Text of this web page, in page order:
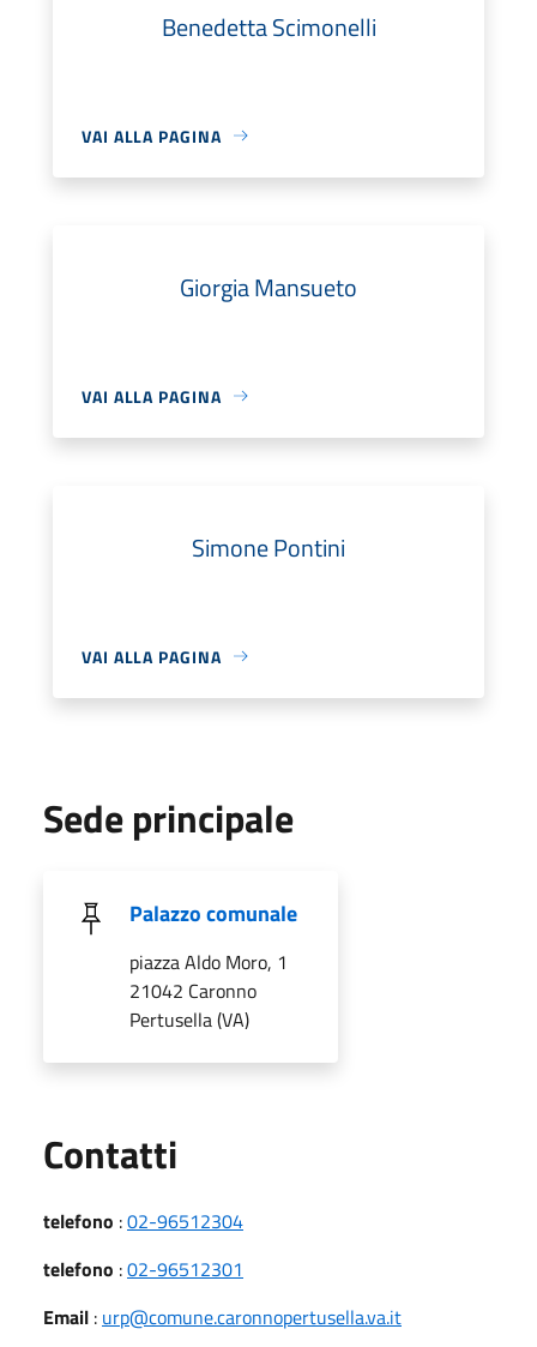
Benedetta Scimonelli
VAI ALLA PAGINA
Giorgia Mansueto
VAI ALLA PAGINA
Simone Pontini
VAI ALLA PAGINA
Sede principale
Palazzo comunale
piazza Aldo Moro, 1
21042 Caronno
Pertusella (VA)
Contatti
telefono :02-96512304
telefono :02-96512301
Email : urp@comune.caronnopertusella.va.it